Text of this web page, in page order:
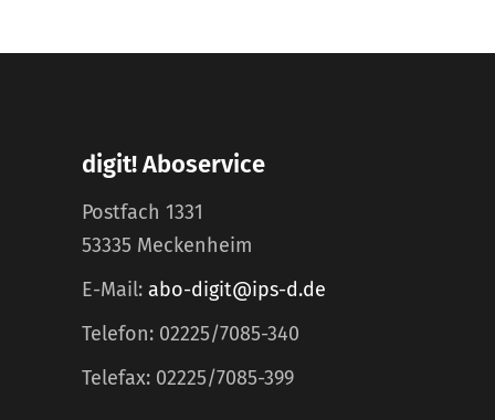
digit! Aboservice
Postfach 1331
53335 Meckenheim
E-Mail: abo-digit@ips-d.de
Telefon: 02225/7085-340
Telefax: 02225/7085-399